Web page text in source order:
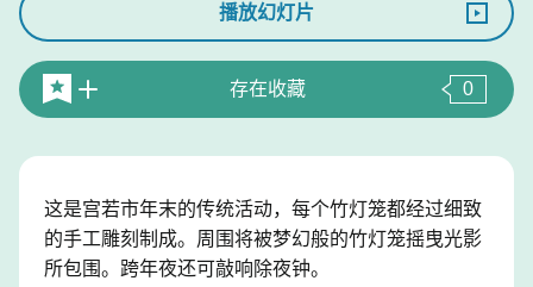
播放幻灯片
存在收藏 0
这是宫若市年末的传统活动，每个竹灯笼都经过细致
的手工雕刻制成。周围将被梦幻般的竹灯笼摇曳光影
所包围。跨年夜还可敲响除夜钟。